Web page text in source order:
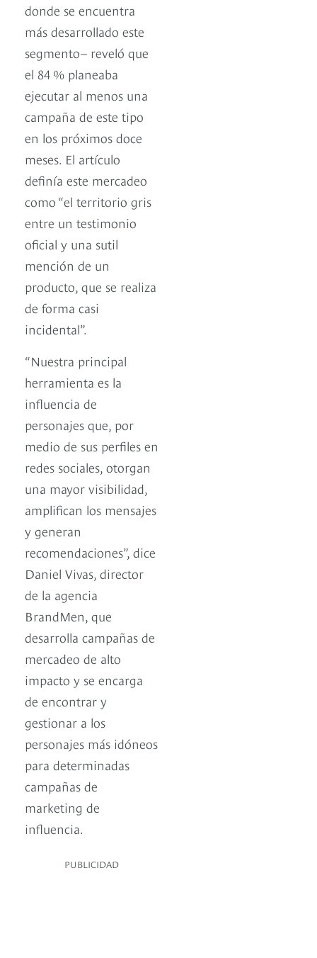
donde se encuentra
más desarrollado este
segmento– reveló que
el 84 % planeaba
ejecutar al menos una
campaña de este tipo
en los próximos doce
meses. El artículo
definía este mercadeo
como “el territorio gris
entre un testimonio
oficial y una sutil
mención de un
producto, que se realiza
de forma casi
incidental”.
“Nuestra principal
herramienta es la
influencia de
personajes que, por
medio de sus perfiles en
redes sociales, otorgan
una mayor visibilidad,
amplifican los mensajes
y generan
recomendaciones”, dice
Daniel Vivas, director
de la agencia
BrandMen, que
desarrolla campañas de
mercadeo de alto
impacto y se encarga
de encontrar y
gestionar a los
personajes más idóneos
para determinadas
campañas de
marketing de
influencia.
PUBLICIDAD